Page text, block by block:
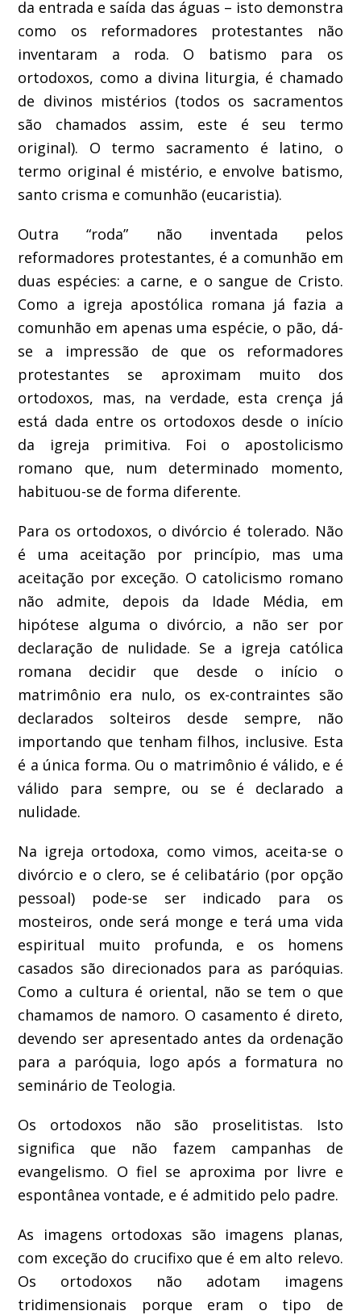
da entrada e saída das águas – isto demonstra
como os reformadores protestantes não
inventaram a roda. O batismo para os
ortodoxos, como a divina liturgia, é chamado
de divinos mistérios (todos os sacramentos
são chamados assim, este é seu termo
original). O termo sacramento é latino, o
termo original é mistério, e envolve batismo,
santo crisma e comunhão (eucaristia).
Outra “roda” não inventada pelos
reformadores protestantes, é a comunhão em
duas espécies: a carne, e o sangue de Cristo.
Como a igreja apostólica romana já fazia a
comunhão em apenas uma espécie, o pão, dá-
se a impressão de que os reformadores
protestantes se aproximam muito dos
ortodoxos, mas, na verdade, esta crença já
está dada entre os ortodoxos desde o início
da igreja primitiva. Foi o apostolicismo
romano que, num determinado momento,
habituou-se de forma diferente.
Para os ortodoxos, o divórcio é tolerado. Não
é uma aceitação por princípio, mas uma
aceitação por exceção. O catolicismo romano
não admite, depois da Idade Média, em
hipótese alguma o divórcio, a não ser por
declaração de nulidade. Se a igreja católica
romana decidir que desde o início o
matrimônio era nulo, os ex-contraintes são
declarados solteiros desde sempre, não
importando que tenham filhos, inclusive. Esta
é a única forma. Ou o matrimônio é válido, e é
válido para sempre, ou se é declarado a
nulidade.
Na igreja ortodoxa, como vimos, aceita-se o
divórcio e o clero, se é celibatário (por opção
pessoal) pode-se ser indicado para os
mosteiros, onde será monge e terá uma vida
espiritual muito profunda, e os homens
casados são direcionados para as paróquias.
Como a cultura é oriental, não se tem o que
chamamos de namoro. O casamento é direto,
devendo ser apresentado antes da ordenação
para a paróquia, logo após a formatura no
seminário de Teologia.
Os ortodoxos não são proselitistas. Isto
significa que não fazem campanhas de
evangelismo. O fiel se aproxima por livre e
espontânea vontade, e é admitido pelo padre.
As imagens ortodoxas são imagens planas,
com exceção do crucifixo que é em alto relevo.
Os ortodoxos não adotam imagens
tridimensionais porque eram o tipo de